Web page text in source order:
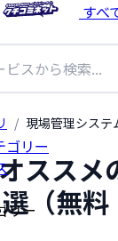
すべ
ゴリー
リー
/ 現場管理システ
ススメ
（無